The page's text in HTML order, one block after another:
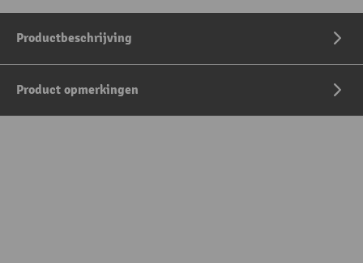
Productbeschrijving
Product opmerkingen